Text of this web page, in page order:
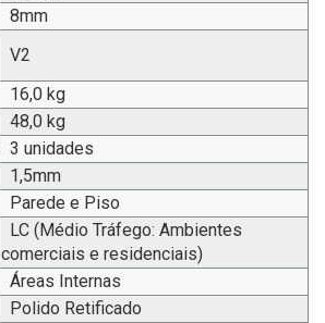
8mm
V2
16,0 kg
48,0 kg
3 unidades
1,5mm
Parede e Piso
LC (Médio Tráfego: Ambientes
comerciais e residenciais)
Áreas Internas
Polido Retificado